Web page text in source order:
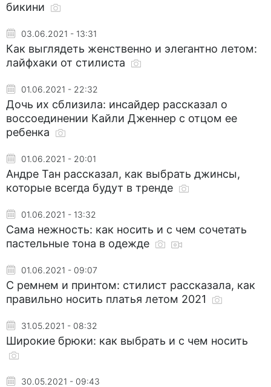
бикини
03.06.2021 - 13:31
Как выглядеть женственно и элегантно летом:
лайфхаки от стилиста
01.06.2021 - 22:32
Дочь их сблизила: инсайдер рассказал о
воссоединении Кайли Дженнер с отцом ее
ребенка
01.06.2021 - 20:01
Андре Тан рассказал, как выбрать джинсы,
которые всегда будут в тренде
01.06.2021 - 13:32
Сама нежность: как носить и с чем сочетать
пастельные тона в одежде
01.06.2021 - 09:07
С ремнем и принтом: стилист рассказала, как
правильно носить платья летом 2021
31.05.2021 - 08:32
Широкие брюки: как выбрать и с чем носить
30.05.2021 - 09:43